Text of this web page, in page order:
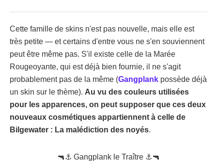
Cette famille de skins n'est pas nouvelle, mais elle est
très petite — et certains d'entre vous ne s'en souviennent
peut être même pas. S'il existe celle de la Marée
Rougeoyante, qui est déjà bien fournie, il ne s'agit
probablement pas de la même (Gangplank possède déjà
un skin sur le thème). Au vu des couleurs utilisées
pour les apparences, on peut supposer que ces deux
nouveaux cosmétiques appartiennent à celle de
Bilgewater : La malédiction des noyés.
🔫⚓️ Gangplank le Traître ⚓️🔫